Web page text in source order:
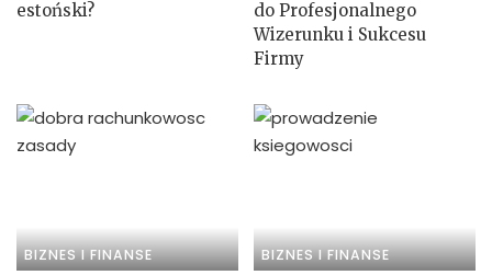
estoński?
do Profesjonalnego
Wizerunku i Sukcesu
Firmy
BIZNES I FINANSE BIZNES I FINANSE